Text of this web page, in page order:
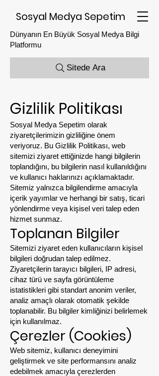
Sosyal Medya Sepetim
Dünyanın En Büyük Sosyal Medya Bilgi
Platformu
Sitede Ara
Gizlilik Politikası
Sosyal Medya Sepetim olarak
ziyaretçilerimizin gizliliğine önem
veriyoruz. Bu Gizlilik Politikası, web
sitemizi ziyaret ettiğinizde hangi bilgilerin
toplandığını, bu bilgilerin nasıl kullanıldığını
ve kullanıcı haklarınızı açıklamaktadır.
Sitemiz yalnızca bilgilendirme amacıyla
içerik yayımlar ve herhangi bir satış, ticari
yönlendirme veya kişisel veri talep eden
hizmet sunmaz.
Toplanan Bilgiler
Sitemizi ziyaret eden kullanıcıların kişisel
bilgileri doğrudan talep edilmez.
Ziyaretçilerin tarayıcı bilgileri, IP adresi,
cihaz türü ve sayfa görüntüleme
istatistikleri gibi standart anonim veriler,
analiz amaçlı olarak otomatik şekilde
toplanabilir. Bu bilgiler kimliğinizi belirlemek
için kullanılmaz.
Çerezler (Cookies)
Web sitemiz, kullanıcı deneyimini
geliştirmek ve site performansını analiz
edebilmek amacıyla çerezlerden